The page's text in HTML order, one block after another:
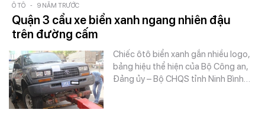
Ô TÔ - 9 NĂM TRƯỚC
Quận 3 cẩu xe biển xanh ngang nhiên đậu
trên đường cấm
Chiếc ôtô biển xanh gắn nhiều logo,
bảng hiệu thể hiện của Bộ Công an,
Đảng ủy – Bộ CHQS tỉnh Ninh Bình…